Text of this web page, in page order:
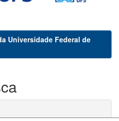
Universidade Federal de